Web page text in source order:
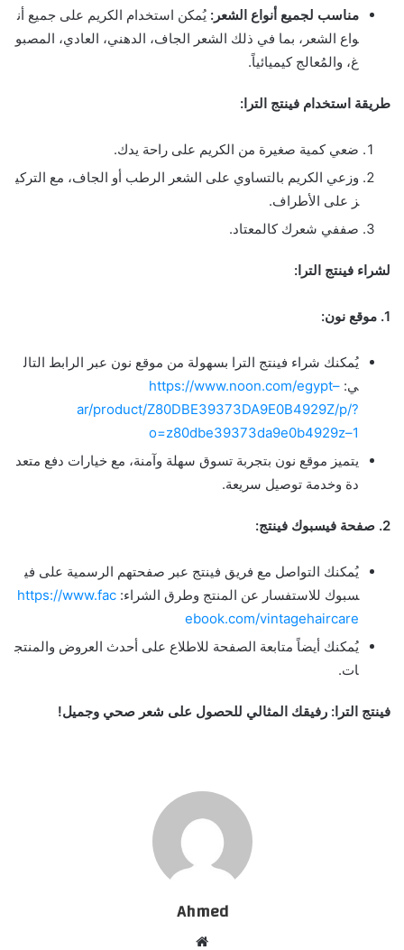
مناسب لجميع أنو ع لشعر : يمكن استخدام الكر يم على جميع أن
واع الشعر ، بما في ذلك الشعر الجاف، الدهني، العادي، المصبو
غ، والمعالج كيميائيا.
طر يقة ستخد م فينتج لتر :
ضعي كمية صغير ة من الكر يم على ر احة يدك.
وز عي الكر يم بالتساوي على الشعر الر طب أو الجاف، مع التركي
ز على الطر اف.
صففي شعر ك كالمعتاد.
لشر ء فينتج لتر :
1
. موقع نون:
يمكنك شر اء فينتج التر ا بسهولة من موقع نون عبر الر ابط التال
ي:
https://www.noon.com/egypt–
ar/product/Z80DBE39373DA9E0B4929Z/p/?
o=z80dbe39373da9e0b4929z–1
يتميز موقع نون بتجر بة تسوق سهلة وآمنة، مع خيار ات دفع متعد
دة وخدمة توصيل سر يعة.
2
. صفحة فيسبوك فينتج:
يمكنك التواصل مع فر يق فينتج عبر صفحتهم الر سمية على في
سبوك للستفسار عن المنتج وطر ق الشر اء:
https://www.fac
ebook.com/vintagehaircare
يمكنك أيضا متابعة الصفحة للطلع على أحدث العر وض والمنتج
ات.
فينتج لتر : ر فيقك لمثالي للحصول على شعر صحي وجميل!
Ahmed